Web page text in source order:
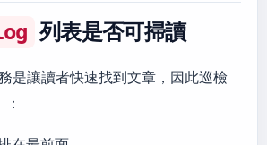
列表是否可掃讀
是讓讀者快速找到文章，因此巡檢